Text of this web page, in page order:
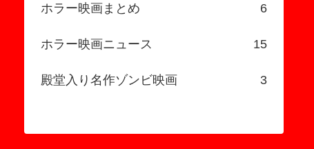
ホラー映画まとめ 6
ホラー映画ニュース 15
殿堂入り名作ゾンビ映画 3